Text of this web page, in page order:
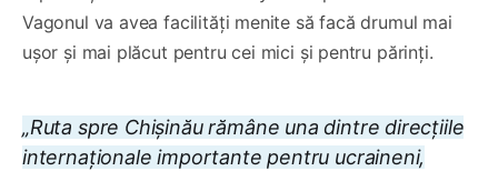
Vagonul va avea facilități menite să facă drumul mai
ușor și mai plăcut pentru cei mici și pentru părinți.
„Ruta spre Chișinău rămâne una dintre direcțiile
internaționale importante pentru ucraineni,